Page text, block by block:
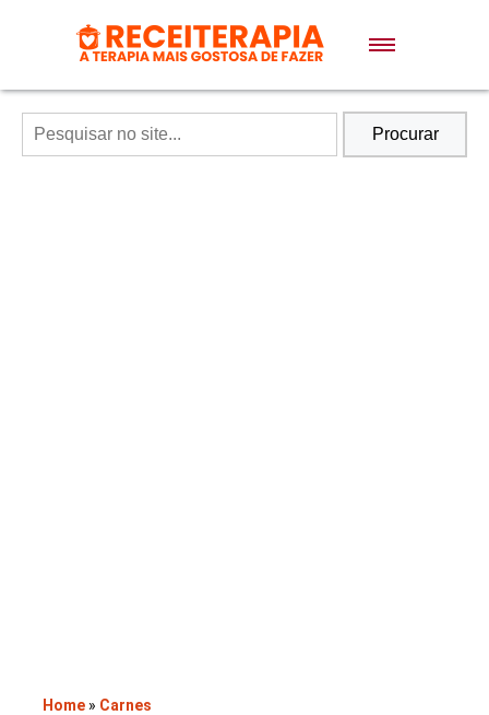
Doces e Sobremesas
Air Fryer
Procurar
Home » Carnes